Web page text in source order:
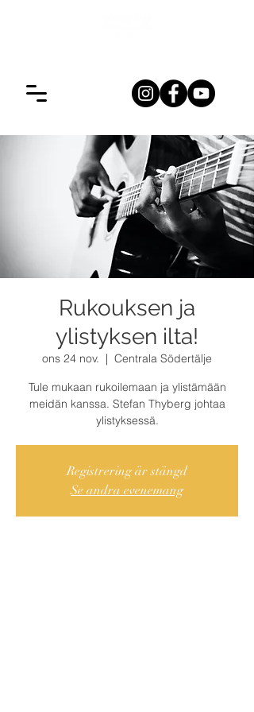
Rukouksen ja
ylistyksen ilta!
ons 24 nov.
  |
Centrala Södertälje
Tule mukaan rukoilemaan ja ylistämään
meidän kanssa. Stefan Thyberg johtaa
ylistyksessä.
Registrering är stängd
Se andra evenemang